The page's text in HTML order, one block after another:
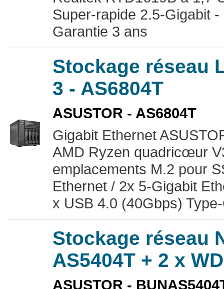
Super-rapide 2.5-Gigabit
Garantie 3 ans
Stockage réseau
3 - AS6804T
ASUSTOR - AS6804T
Gigabit Ethernet
AMD Ryzen quadricœur
emplacements M.2 pour
Ethernet / 2x 5-Gigabit
x USB 4.0 (40Gbps)
Stockage réseau
AS5404T + 2 x
ASUSTOR -